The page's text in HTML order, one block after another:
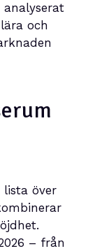
och
över
– från